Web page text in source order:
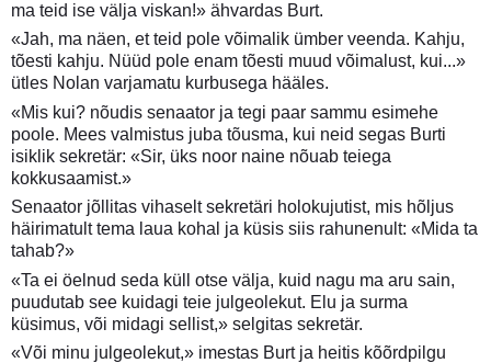
ma teid ise välja viskan!» ähvardas Burt.
«Jah, ma näen, et teid pole võimalik ümber veenda. Kahju,
tõesti kahju. Nüüd pole enam tõesti muud võimalust, kui...»
ütles Nolan varjamatu kurbusega hääles.
«Mis kui? nõudis senaator ja tegi paar sammu esimehe
poole. Mees valmistus juba tõusma, kui neid segas Burti
isiklik sekretär: «Sir, üks noor naine nõuab teiega
kokkusaamist.»
Senaator jõllitas vihaselt sekretäri holokujutist, mis hõljus
häirimatult tema laua kohal ja küsis siis rahunenult: «Mida ta
tahab?»
«Ta ei öelnud seda küll otse välja, kuid nagu ma aru sain,
puudutab see kuidagi teie julgeolekut. Elu ja surma
küsimus, või midagi sellist,» selgitas sekretär.
«Või minu julgeolekut,» imestas Burt ja heitis kõõrdpilgu